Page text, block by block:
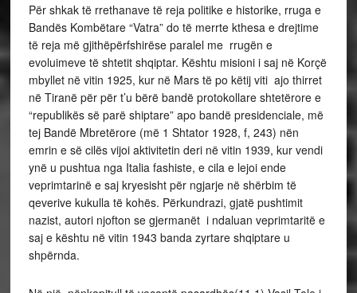
Për shkak të rrethanave të reja politike e historike, rruga e
Bandës Kombëtare “Vatra” do të merrte kthesa e drejtime
të reja më gjithëpërfshirëse paralel me rrugën e
evoluimeve të shtetit shqiptar. Kështu misioni i saj në Korçë
mbyllet në vitin 1925, kur në Mars të po këtij viti ajo thirret
në Tiranë për për t’u bërë bandë protokollare shtetërore e
“republikës së parë shiptare” apo bandë presidenciale, më
tej Bandë Mbretërore (më 1 Shtator 1928, f, 243) nën
emrin e së cilës vijoi aktivitetin deri në vitin 1939, kur vendi
ynë u pushtua nga Italia fashiste, e cila e lejoi ende
veprimtarinë e saj kryesisht për ngjarje në shërbim të
qeverive kukulla të kohës. Përkundrazi, gjatë pushtimit
nazist, autori njofton se gjermanët i ndaluan veprimtaritë e
saj e kështu në vitin 1943 banda zyrtare shqiptare u
shpërnda.